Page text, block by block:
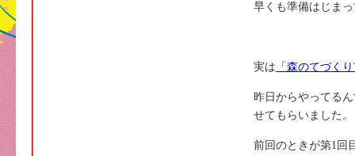
早くも準備はじま
実は 「森のてづく
昨日からやってる
せてもらいました。
前回のときが第1回